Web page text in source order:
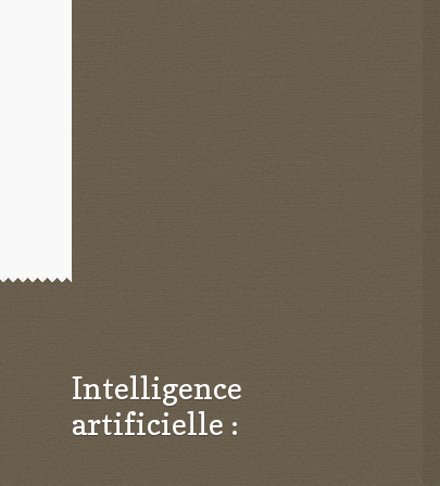
Intelligence
artificielle :